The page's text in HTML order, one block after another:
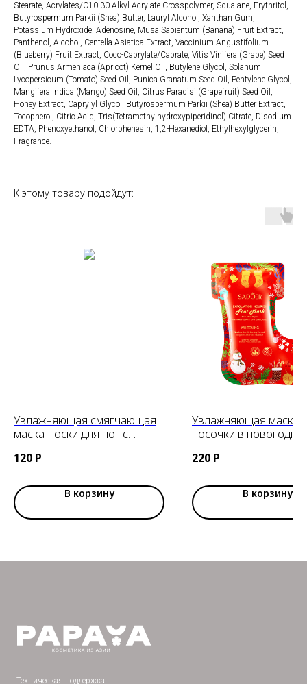
Stearate, Acrylates/C10-30 Alkyl Acrylate Crosspolymer, Squalane, Erythritol,
Butyrospermum Parkii (Shea) Butter, Lauryl Alcohol, Xanthan Gum,
Potassium Hydroxide, Adenosine, Musa Sapientum (Banana) Fruit Extract,
Panthenol, Alcohol, Centella Asiatica Extract, Vaccinium Angustifolium
(Blueberry) Fruit Extract, Coco-Caprylate/Caprate, Vitis Vinifera (Grape) Seed
Oil, Prunus Armeniaca (Apricot) Kernel Oil, Butylene Glycol, Solanum
Lycopersicum (Tomato) Seed Oil, Punica Granatum Seed Oil, Pentylene Glycol,
Mangifera Indica (Mango) Seed Oil, Citrus Paradisi (Grapefruit) Seed Oil,
Honey Extract, Caprylyl Glycol, Butyrospermum Parkii (Shea) Butter Extract,
Tocopherol, Citric Acid, Tris(Tetramethylhydroxypiperidinol) Citrate, Disodium
EDTA, Phenoxyethanol, Chlorphenesin, 1,2-Hexanediol, Ethylhexylglycerin,
Fragrance.
К этому товару подойдут:
Увлажняющая смягчающая
маска-носки для ног с
Bioaqua
120 Р
В корзину
Увлажняющая маска-
носочки в
220 Р
В корзину
Техническая поддержка